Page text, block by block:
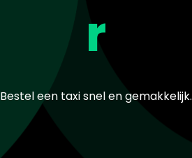
r
Bestel een taxi snel en gemakkelijk.